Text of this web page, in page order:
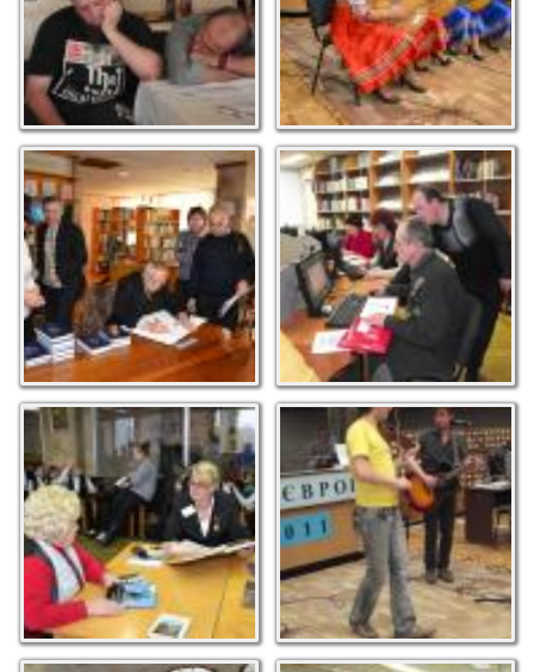
правдонька жива".
Виступ бандуристок.
Фото М.С. Макарюка
Почесний гість Дмитро
Павличко залишає
автограф бібліотеці.
Фото М. Підплетенної
Курси по навчанню
роботи з комп'ютером
проводить спеціаліст
бібліотеки. Фото М.С.
Макарюка
Проведення нової
форми бібліотечної
роботи Жива
бібліотека "Розмаїття
культур". Фото М.С.
Макарюка
Гурт “Город Неспящих”
дарує гарний настрій на
Днях Європи. Фото М.С.
Макарюка